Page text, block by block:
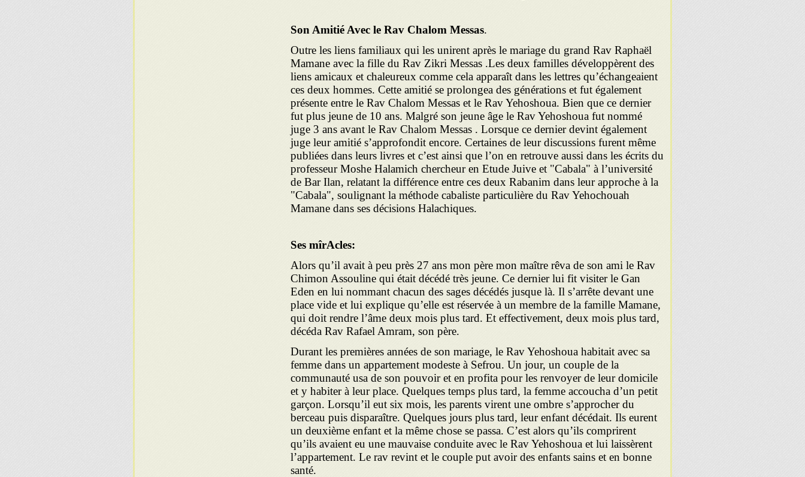
Son Amitié Avec le Rav Chalom Messas.
Outre les liens familiaux qui les unirent après le mariage du grand Rav Raphaël
Mamane avec la fille du Rav Zikri Messas .Les deux familles développèrent des
liens amicaux et chaleureux comme cela apparaît dans les lettres qu’échangeaient
ces deux hommes. Cette amitié se prolongea des générations et fut également
présente entre le Rav Chalom Messas et le Rav Yehoshoua. Bien que ce dernier
fut plus jeune de 10 ans. Malgré son jeune âge le Rav Yehoshoua fut nommé
juge 3 ans avant le Rav Chalom Messas . Lorsque ce dernier devint également
juge leur amitié s’approfondit encore. Certaines de leur discussions furent même
publiées dans leurs livres et c’est ainsi que l’on en retrouve aussi dans les écrits du
professeur Moshe Halamich chercheur en Etude Juive et "Cabala" à l’université
de Bar Ilan, relatant la différence entre ces deux Rabanim dans leur approche à la
"Cabala", soulignant la méthode cabaliste particulière du Rav Yehochouah
Mamane dans ses décisions Halachiques.
Ses mîrAcles:
Alors qu’il avait à peu près 27 ans mon père mon maître rêva de son ami le Rav
Chimon Assouline qui était décédé très jeune. Ce dernier lui fit visiter le Gan
Eden en lui nommant chacun des sages décédés jusque là. Il s’arrête devant une
place vide et lui explique qu’elle est réservée à un membre de la famille Mamane,
qui doit rendre l’âme deux mois plus tard. Et effectivement, deux mois plus tard,
décéda Rav Rafael Amram, son père.
Durant les premières années de son mariage, le Rav Yehoshoua habitait avec sa
femme dans un appartement modeste à Sefrou. Un jour, un couple de la
communauté usa de son pouvoir et en profita pour les renvoyer de leur domicile
et y habiter à leur place. Quelques temps plus tard, la femme accoucha d’un petit
garçon. Lorsqu’il eut six mois, les parents virent une ombre s’approcher du
berceau puis disparaître. Quelques jours plus tard, leur enfant décédait. Ils eurent
un deuxième enfant et la même chose se passa. C’est alors qu’ils comprirent
qu’ils avaient eu une mauvaise conduite avec le Rav Yehoshoua et lui laissèrent
l’appartement. Le rav revint et le couple put avoir des enfants sains et en bonne
santé.